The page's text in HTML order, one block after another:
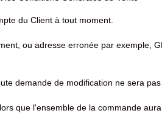
du Client à tout moment.
ou adresse erronée par exemple,
demande de modification ne sera pas
que l'ensemble de la commande aura